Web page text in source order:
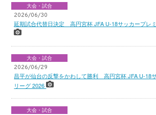
大会・試合
2026/06/30
延期試合代替日決定 高円宮杯 JFA U-18サッカープレ
大会・試合
2026/06/29
昌平が仙台の反撃をかわして勝利 高円宮杯 JFA U-18
リーグ 2026
大会・試合